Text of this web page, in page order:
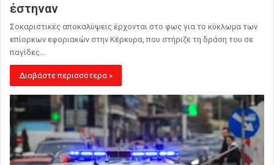
έστηναν
Σοκαριστικές αποκαλύψεις έρχονται στο φως για το κύκλωμα των
επίορκων εφοριακών στην Κέρκυρα, που στήριζε τη δράση του σε
παγίδες…
Διαβάστε περισσότερα »